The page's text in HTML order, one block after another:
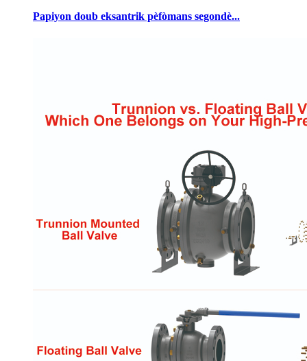
Papiyon doub eksantrik pèfòmans segondè...